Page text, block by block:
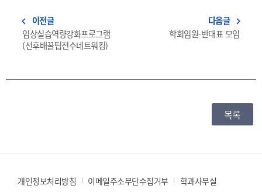
navigate_before 이전글
임상실습역량강화프로그램
(선후배꿀팁전수네트워킹)
다음글 navigate_next
학회임원-반대표 모임
목록
개인정보처리방침 이메일주소무단수집거부 학과사무실